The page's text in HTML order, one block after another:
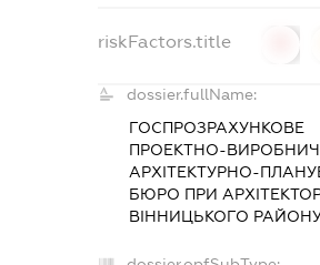
riskFactors.title
dossier.fullName:
ГОСПРОЗРАХУНКОВЕ
ПРОЕКТНО-
АРХІТЕКТУРНО-
БЮРО ПРИ
ВІННИЦЬКОГО